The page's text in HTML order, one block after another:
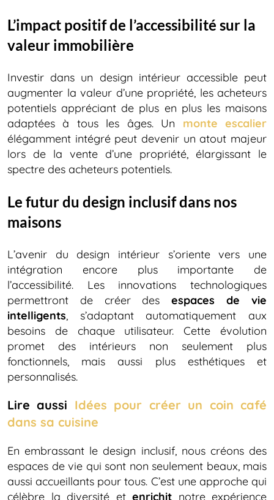
L’impact positif de l’accessibilité sur la
valeur immobilière
Investir dans un design intérieur accessible peut
augmenter la valeur d’une propriété, les acheteurs
potentiels appréciant de plus en plus les maisons
adaptées à tous les âges. Un
monte escalier
élégamment intégré peut devenir un atout majeur
lors de la vente d’une propriété, élargissant le
spectre des acheteurs potentiels.
Le futur du design inclusif dans nos
maisons
L’avenir du design intérieur s’oriente vers une
intégration encore plus importante de
l’accessibilité. Les innovations technologiques
permettront de créer desespaces de vie
intelligents, s’adaptant automatiquement aux
besoins de chaque utilisateur. Cette évolution
promet des intérieurs non seulement plus
fonctionnels, mais aussi plus esthétiques et
personnalisés.
Lire aussi Idées pour créer un coin café
dans sa cuisine
En embrassant le design inclusif, nous créons des
espaces de vie qui sont non seulement beaux, mais
aussi accueillants pour tous. C’est une approche qui
célèbre la diversité et enrichit notre expérience